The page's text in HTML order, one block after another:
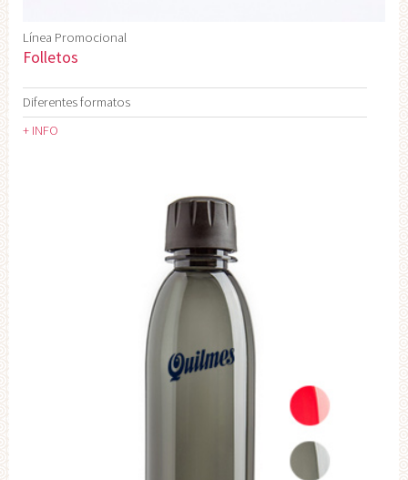
Línea Promocional
Folletos
Diferentes formatos
+ INFO